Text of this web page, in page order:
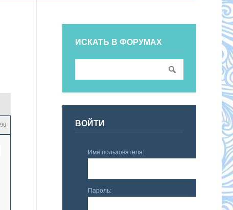
ИСКАТЬ В ФОРУМАХ
ВОЙТИ
Имя пользователя:
Пароль: